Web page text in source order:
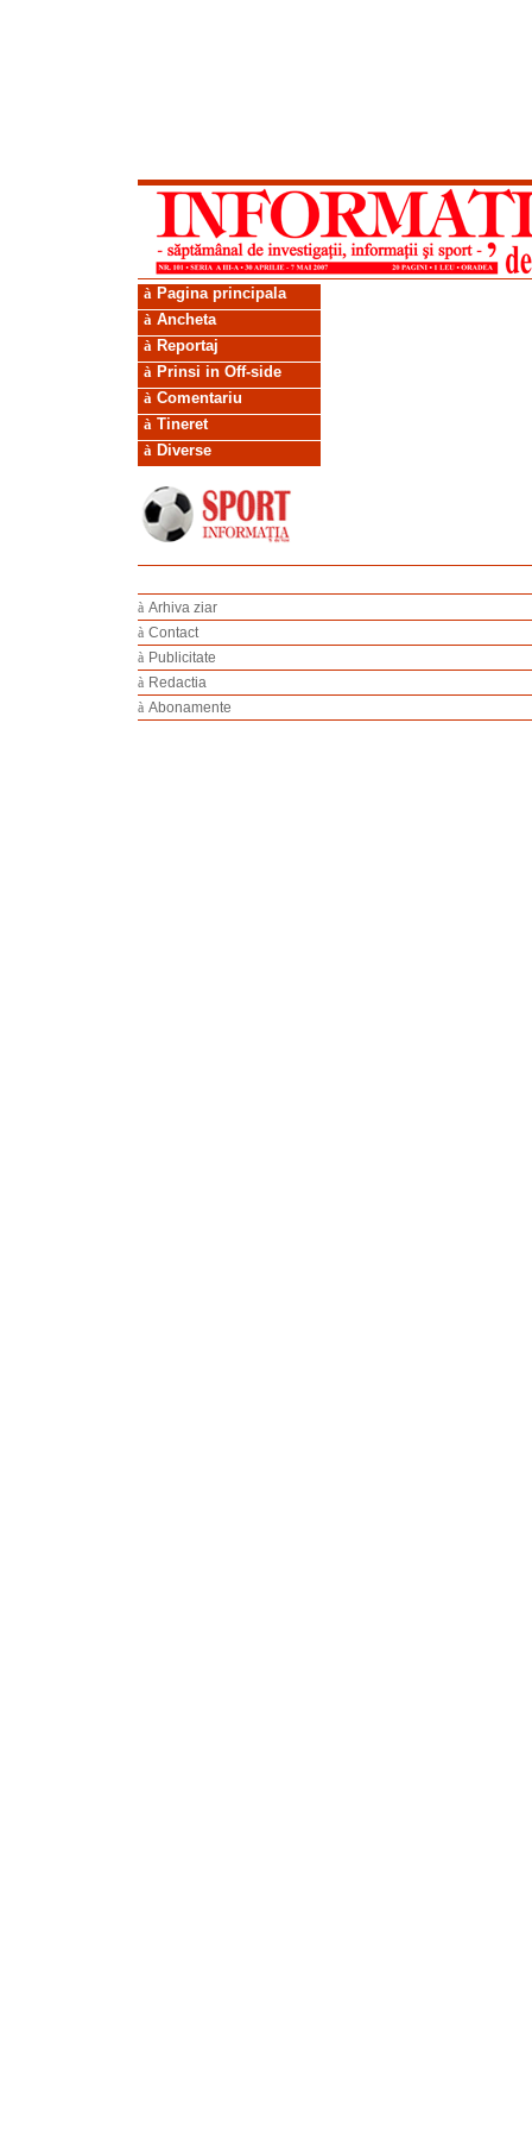
à Pagina principala
à Ancheta
à Reportaj
à Prinsi in Off-side
à Comentariu
à Tineret
à Diverse
à Arhiva ziar
à Contact
à Publicitate
à Redactia
à Abonamente